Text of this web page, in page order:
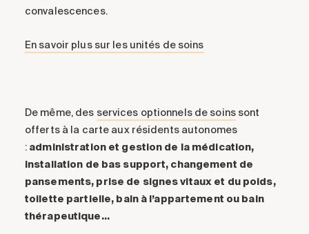
convalescences.
En savoir plus sur les unités de soins
De même, des services optionnels de soinssont
offerts à la carte aux résidents autonomes
: administration et gestion de la médication,
installation de bas support, changement de
pansements, prise de signes vitaux et du poids,
toilette partielle, bain à l’appartement ou bain
thérapeutique…